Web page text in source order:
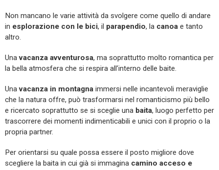
Non mancano le varie attività da svolgere come quello di andare
in esplorazione con le bici, il parapendio, la canoa e tanto
altro.
Unavacanza avventurosa, ma soprattutto molto romantica per
la bella atmosfera che si respira all’interno delle baite.
Unavacanza in montagna immersi nelle incantevoli meraviglie
che la natura offre, può trasformarsi nel romanticismo più bello
e ricercato soprattutto se si sceglie una baita, luogo perfetto per
trascorrere dei momenti indimenticabili e unici con il proprio o la
propria partner.
Per orientarsi su quale possa essere il posto migliore dove
scegliere la baita in cui già si immagina camino acceso e